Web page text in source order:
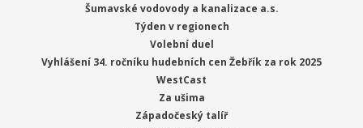
Šumavské vodovody a kanalizace a.s.
Týden v regionech
Volební duel
Vyhlášení 34. ročníku hudebních cen Žebřík za rok 2025
WestCast
Za ušima
Západočeský talíř